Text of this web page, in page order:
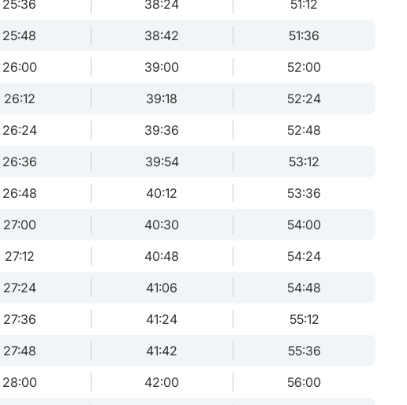
25:36 38:24
51:12
25:48 38:42
51:36
26:00 39:00
52:00
26:12 39:18
52:24
26:24 39:36
52:48
26:36 39:54
53:12
26:48 40:12
53:36
27:00 40:30
54:00
27:12 40:48
54:24
27:24 41:06
54:48
27:36 41:24
55:12
27:48 41:42
55:36
28:00 42:00
56:00